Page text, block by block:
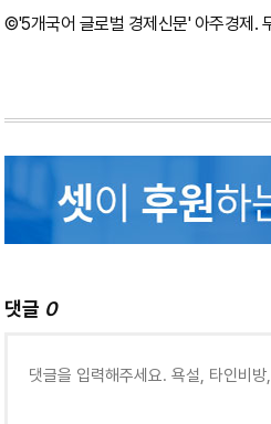
©'5개국어 글로벌 경제신문' 아주경제.
댓글 0